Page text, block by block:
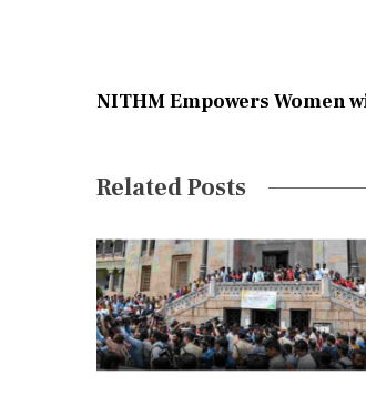
v
g
t
i
o
n
NITHM Empowers Women
Related Posts